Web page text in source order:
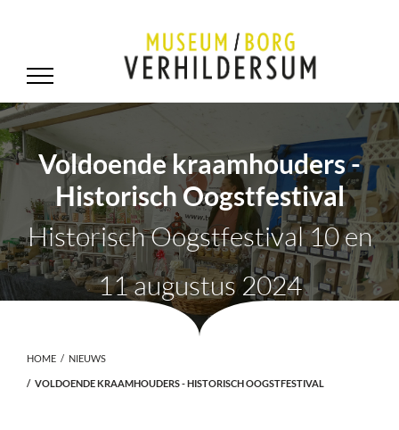
Voldoende kraamhouders -
Historisch Oogstfestival
Historisch Oogstfestival 10 en
11 augustus 2024
HOME NIEUWS
VOLDOENDE KRAAMHOUDERS - HISTORISCH OOGSTFESTIVAL